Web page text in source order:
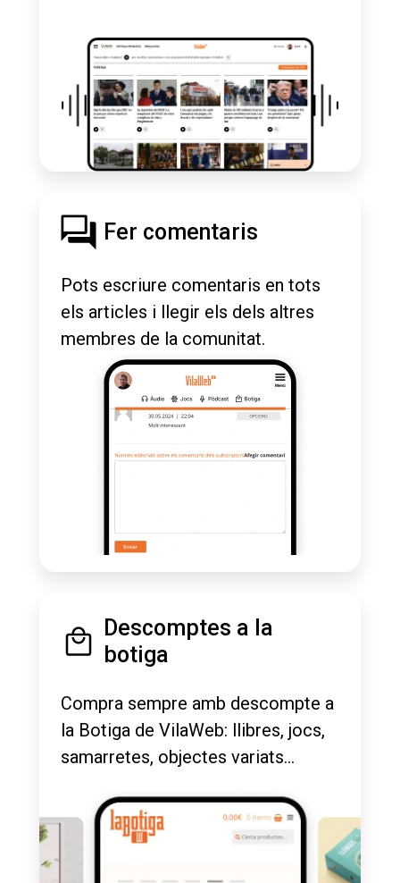
Fer comentaris
Pots escriure comentaris en tots
els articles i llegir els dels altres
membres de la comunitat.
Descomptes a la
botiga
Compra sempre amb descompte a
la Botiga de VilaWeb: llibres, jocs,
samarretes, objectes variats...